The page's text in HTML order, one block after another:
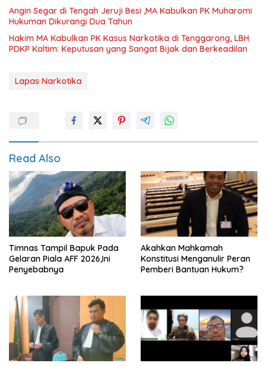
Angin Segar di Tengah Jeruji Besi ,MA Kabulkan PK Muharomi
Hukuman Dikurangi Dua Tahun
Hakim MA Kabulkan PK Kasus Narkotika di Tenggarong, LBH
PDKP Kaltim: Keputusan yang Sangat Bijak dan Berkeadilan
Lapas Narkotika
Read Also
Timnas Tampil Bapuk Pada
Gelaran Piala AFF 2026,Ini
Penyebabnya
Akahkan Mahkamah
Konstitusi Menganulir Peran
Pemberi Bantuan Hukum?